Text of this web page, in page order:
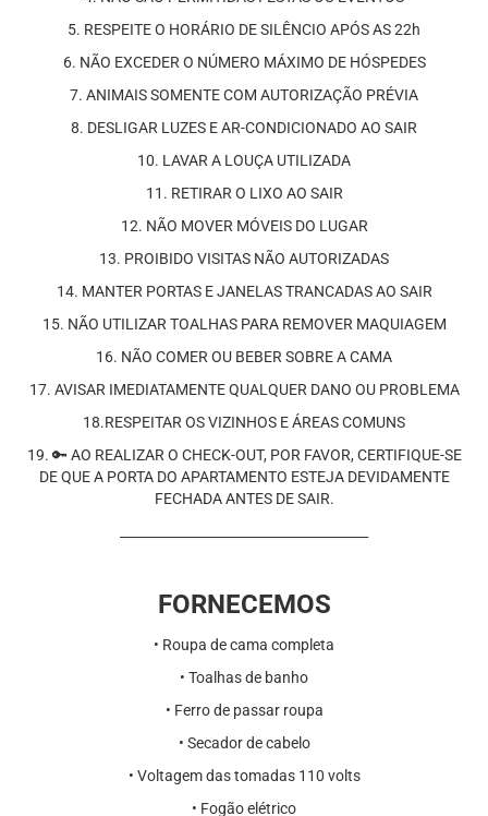
5. RESPEITE O HORÁRIO DE SILÊNCIO APÓS AS 22h
6. NÃO EXCEDER O NÚMERO MÁXIMO DE HÓSPEDES
7. ANIMAIS SOMENTE COM AUTORIZAÇÃO PRÉVIA
8. DESLIGAR LUZES E AR-CONDICIONADO AO SAIR
10. LAVAR A LOUÇA UTILIZADA
11. RETIRAR O LIXO AO SAIR
12. NÃO MOVER MÓVEIS DO LUGAR
13. PROIBIDO VISITAS NÃO AUTORIZADAS
14. MANTER PORTAS E JANELAS TRANCADAS AO SAIR
15. NÃO UTILIZAR TOALHAS PARA REMOVER MAQUIAGEM
16. NÃO COMER OU BEBER SOBRE A CAMA
17. AVISAR IMEDIATAMENTE QUALQUER DANO OU PROBLEMA
18.RESPEITAR OS VIZINHOS E ÁREAS COMUNS
19. 🔑 AO REALIZAR O CHECK-OUT, POR FAVOR, CERTIFIQUE-SE
DE QUE A PORTA DO APARTAMENTO ESTEJA DEVIDAMENTE
FECHADA ANTES DE SAIR.
FORNECEMOS
•⁠ Roupa de cama completa
•⁠ Toalhas de banho
•⁠ Ferro de passar roupa
•⁠ Secador de cabelo
•⁠ Voltagem das tomadas 110 volts
•⁠ Fogão elétrico